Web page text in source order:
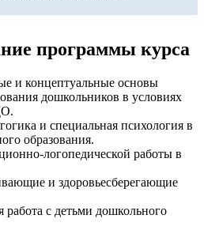
программы курса
и концептуальные основы
дошкольников в условиях
и специальная психология в
образования.
логопедической работы в
и здоровьесберегающие
работа с детьми дошкольного